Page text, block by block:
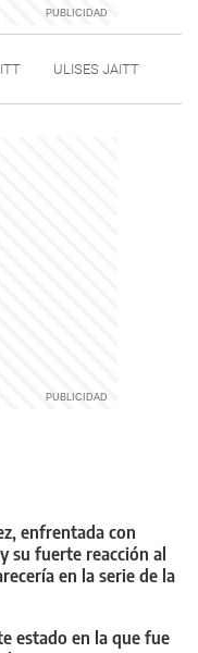
ULISES JAITT
enfrentada con
su fuerte reacción al
en la serie de la
estado en la que fue